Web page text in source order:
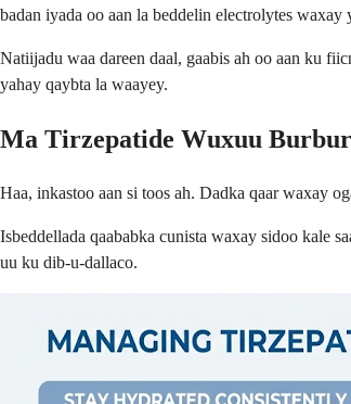
badan iyada oo aan la beddelin electrolytes
Natiijadu waa dareen daal, gaabis ah oo aan ku
yahay qaybta la waayey.
Ma Tirzepatide Wuxuu
Haa, inkastoo aan si toos ah. Dadka qaar waxay
Isbeddellada qaababka cunista waxay sidoo kale
uu ku dib-u-dallaco.